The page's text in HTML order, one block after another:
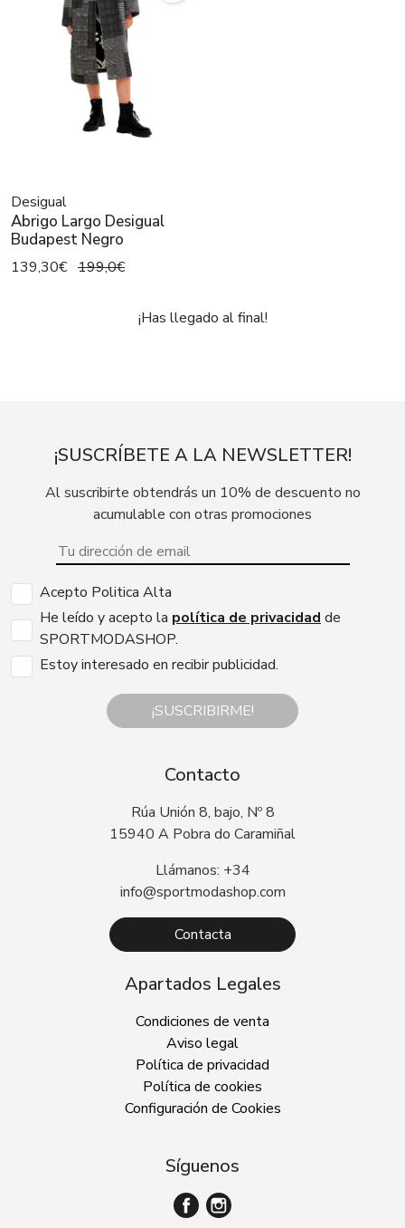
Desigual
Abrigo Largo Desigual
Budapest Negro
139,30€ 199,0€
¡Has llegado al final!
¡SUSCRÍBETE A LA NEWSLETTER!
Al suscribirte obtendrás un 10% de descuento no
acumulable con otras promociones
Acepto Politica Alta
He leído y acepto la política de privacidad de
SPORTMODASHOP.
Estoy interesado en recibir publicidad.
¡SUSCRIBIRME!
Contacto
Rúa Unión 8, bajo, Nº 8
15940 A Pobra do Caramiñal
Llámanos: +34
info@sportmodashop.com
Contacta
Apartados Legales
Condiciones de venta
Aviso legal
Política de privacidad
Política de cookies
Configuración de Cookies
Síguenos